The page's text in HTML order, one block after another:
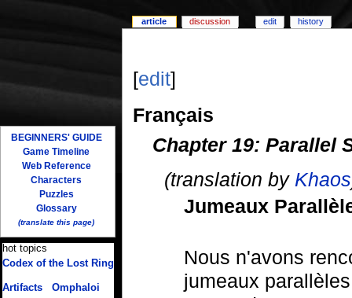
[edit]
Français
Chapter 19: Parallel
(translation by Khaos
Jumeaux
Nous n'avons
jumeaux
article discussion edit history
BEGINNERS' GUIDE
Game Timeline
Web Reference
Characters
Puzzles
Glossary
(translate this page)
hot topics
Codex of the Lost Ring
Artifacts/ Omphaloi